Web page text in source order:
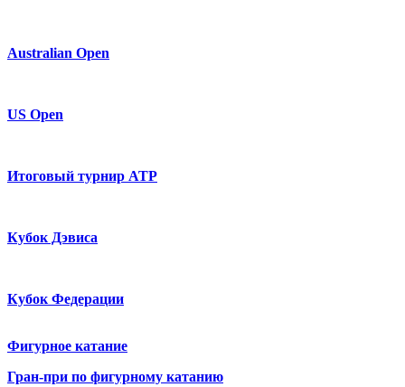
Australian Open
US Open
Итоговый турнир ATP
Кубок Дэвиса
Кубок Федерации
Фигурное катание
Гран-при по фигурному катанию